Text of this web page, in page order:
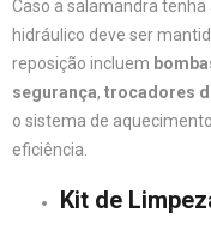
Caso a salamandra
hidráulico deve ser
reposição incluem
segurança, trocadores
o sistema de
eficiência.
Kit de